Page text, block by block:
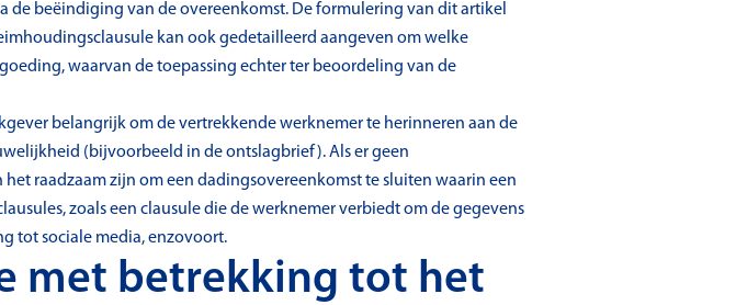
de beëindiging van de overeenkomst. De formulering van dit artikel
kan ook gedetailleerd aangeven om welke
waarvan de toepassing echter ter beoordeling van de
belangrijk om de vertrekkende werknemer te herinneren aan de
(bijvoorbeeld in de ontslagbrief). Als er geen
raadzaam zijn om een dadingsovereenkomst te sluiten waarin een
zoals een clausule die de werknemer verbiedt om de gegevens
tot sociale media, enzovoort.
met betrekking tot het